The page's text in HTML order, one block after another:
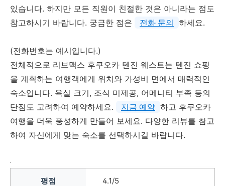
있습니다. 하지만 모든 직원이 친절한 것은 아니라는 점도
참고하시기 바랍니다. 궁금한 점은
전화 문의 하세요.
(전화번호는 예시입니다.)
전체적으로 리브맥스 후쿠오카 텐진 웨스트는 텐진 쇼핑
을 계획하는 여행객에게 위치와 가성비 면에서 매력적인
숙소입니다. 욕실 크기, 조식 미제공, 어메니티 부족 등의
단점도 고려하여 예약하세요.
지금 예약 하고 후쿠오카
여행을 더욱 풍성하게 만들어 보세요. 다양한 리뷰를 참고
하여 자신에게 맞는 숙소를 선택하시길 바랍니다.
4.1/5